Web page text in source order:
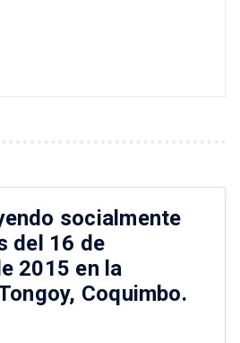
socialmente
del 16 de
2015 en la
Coquimbo.